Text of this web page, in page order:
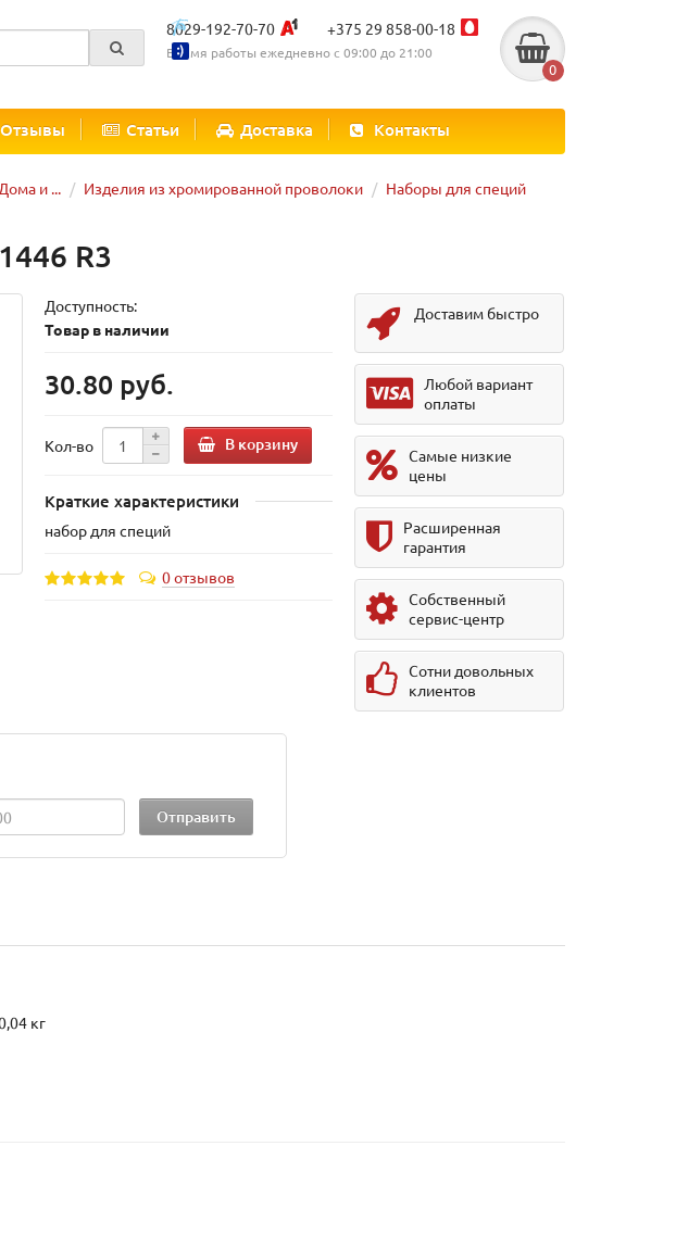
8029-192-70-70 +375 29 858-00-18
Время работы ежедневно с 09:00 до 21:00
0
Отзывы Статьи Доставка Контакты
и ... Изделия из хромированной проволоки
Наборы для специй
R3
Доступность:
Товар в наличии
30.80 руб.
Кол-во В корзину
Краткие характеристики
набор для специй
0 отзывов
Доставим быстро
Любой вариант
оплаты
Самые низкие
цены
Расширенная
гарантия
Собственный
сервис-центр
Сотни довольных
клиентов
кг